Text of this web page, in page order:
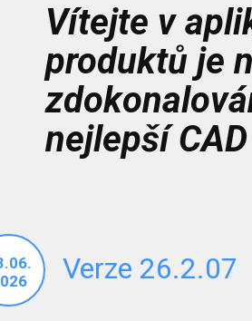
Vítejte v
produktů je
nejlepší
Verze 26.2.07